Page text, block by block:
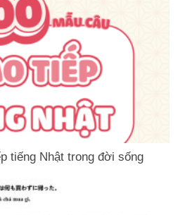
tiếng Nhật trong đời sống